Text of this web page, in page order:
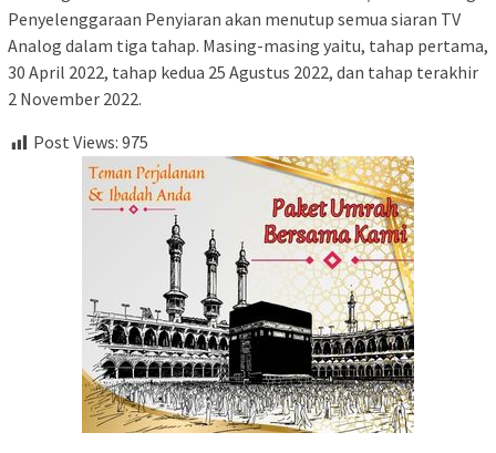
Penyelenggaraan Penyiaran akan menutup semua siaran TV
Analog dalam tiga tahap. Masing-masing yaitu, tahap pertama,
30 April 2022, tahap kedua 25 Agustus 2022, dan tahap terakhir
2 November 2022.
Post Views: 975